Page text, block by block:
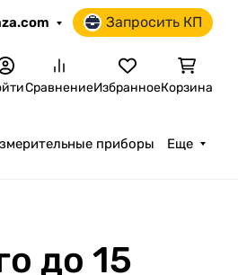
Запросить КП
СравнениеИзбранноеКорзина
приборы Еще
до 15